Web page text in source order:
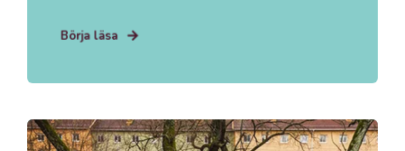
Börja läsa